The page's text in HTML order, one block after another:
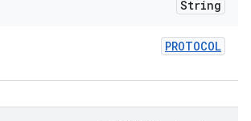
String
PROTOCOL